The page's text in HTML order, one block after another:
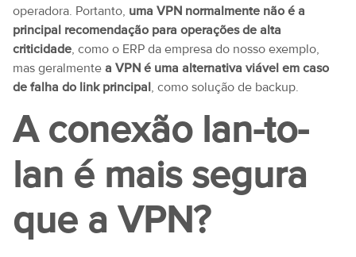
operadora. Portanto, uma VPN normalmente não é a
principal recomendação para operações de alta
criticidade, como o ERP da empresa do nosso exemplo,
mas geralmente a VPN é uma alternativa viável em caso
de falha do link principal, como solução de backup.
A conexão lan-to-
lan é mais segura
que a VPN?